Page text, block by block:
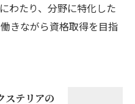
わたり、分野に特化した
きながら資格取得を目指
ステリアの